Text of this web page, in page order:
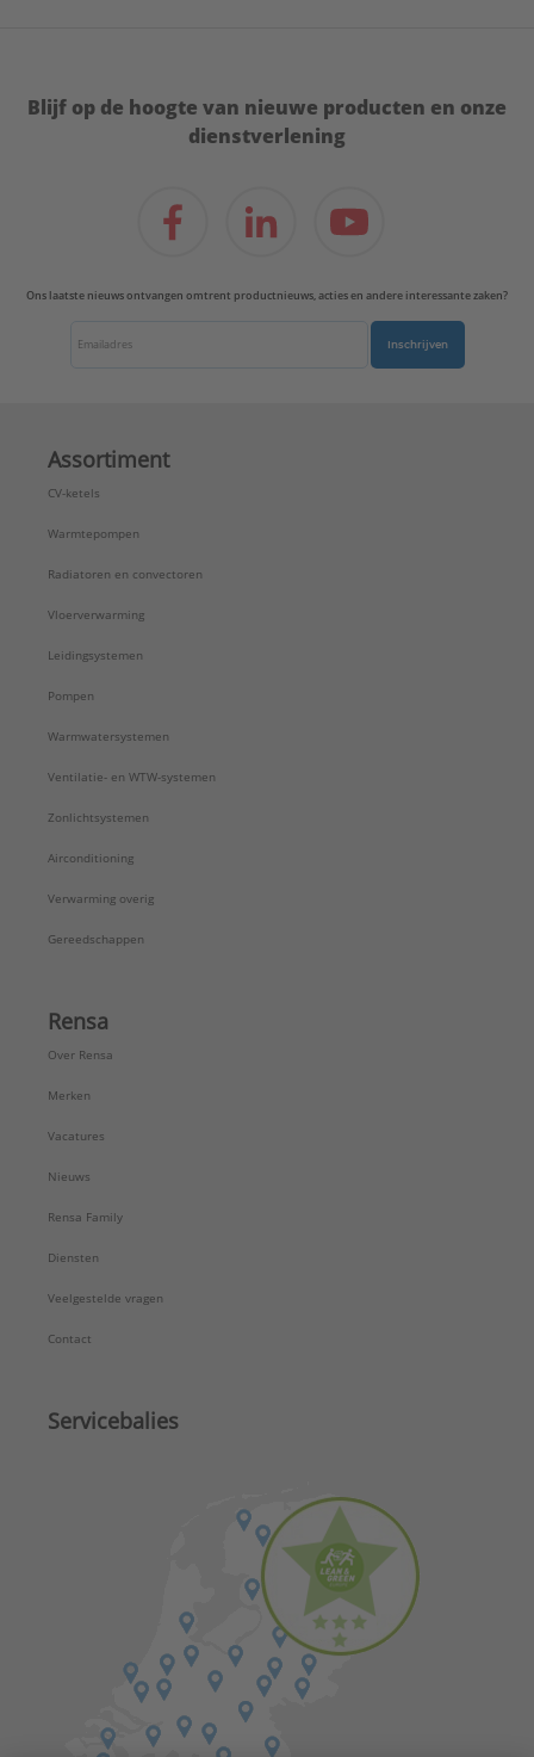
Blijf op de hoogte van nieuwe producten en onze
dienstverlening
Ons laatste nieuws ontvangen omtrent productnieuws, acties en andere interessante zaken?
Inschrijven
Assortiment
CV-ketels
Warmtepompen
Radiatoren en convectoren
Vloerverwarming
Leidingsystemen
Pompen
Warmwatersystemen
Ventilatie- en WTW-systemen
Zonlichtsystemen
Airconditioning
Verwarming overig
Gereedschappen
Rensa
Over Rensa
Merken
Vacatures
Nieuws
Rensa Family
Diensten
Veelgestelde vragen
Contact
Servicebalies